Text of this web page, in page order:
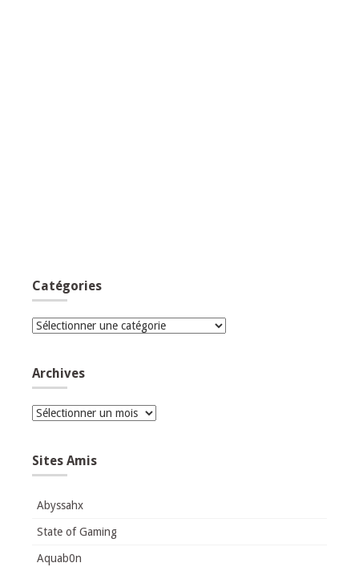
Catégories
Catégories
Archives
Archives
Sites Amis
Abyssahx
State of Gaming
Aquab0n